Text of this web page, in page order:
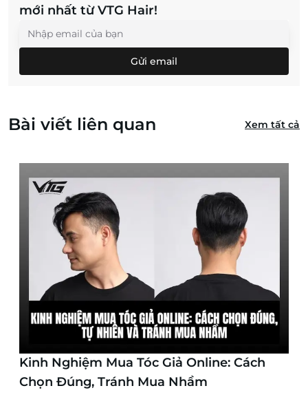
mới nhất từ VTG Hair!
Gửi email
Bài viết liên quan Xem tất cả
Kinh Nghiệm Mua Tóc Giả Online: Cách
Chọn Đúng, Tránh Mua Nhầm